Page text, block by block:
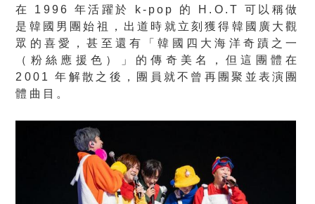
在 1996 年活躍於 k-pop 的 H.O.T 可以稱做
是韓國男團始祖，出道時就立刻獲得韓國廣大觀
眾的喜愛，甚至還有「韓國四大海洋奇蹟之一
（粉絲應援色）」的傳奇美名，但這團體在
2001 年解散之後，團員就不曾再團聚並表演團
體曲目。